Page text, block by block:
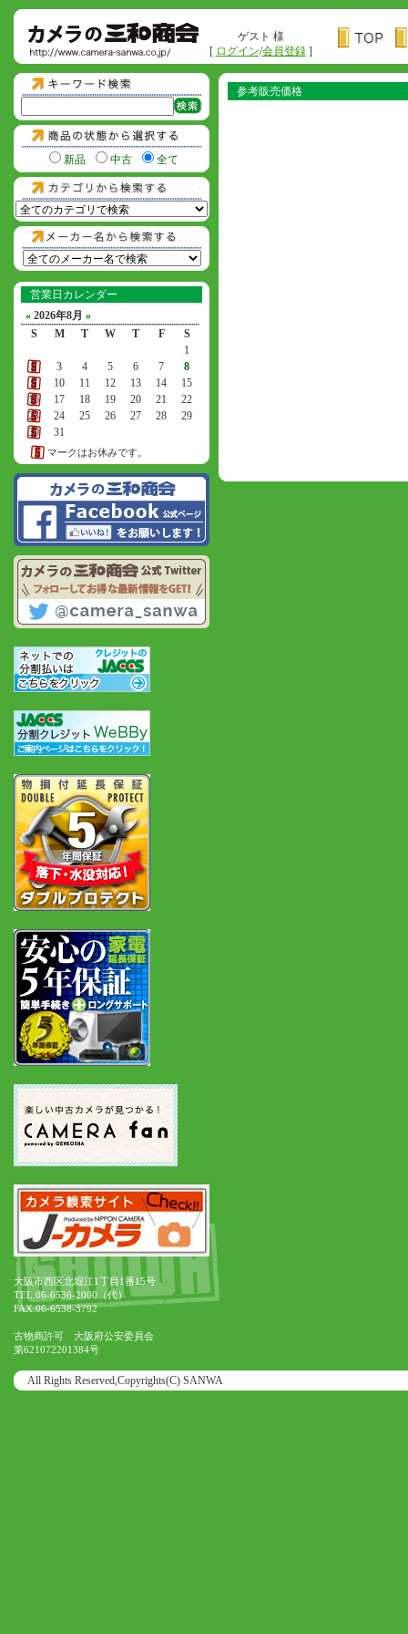
ゲスト 様
[ ログイン/会員登録]
新品 中古 全て
営業日カレンダー
« 2026年8月 »
S
M T W T F
S
1
2
3 4 5 6 7
8
9
10 11 12 13 14
15
16
17 18 19 20 21
22
23
24 25 26 27 28
29
30
31
マークはお休みです。
参考販売価格
大阪市西区北堀江1丁目1番15号
TEL.06-6536-2000（代）
FAX.06-6538-3792
古物商許可 大阪府公安委員会
第621072201384号
All Rights Reserved,Copyrights(C) SANWA